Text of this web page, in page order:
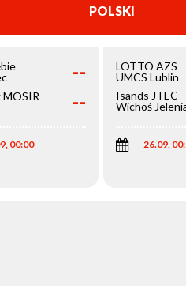
POLSKI
--
--
00:00
LOTTO AZS
UMCS Lublin
Isands JTEC
Wichoś
26.09,